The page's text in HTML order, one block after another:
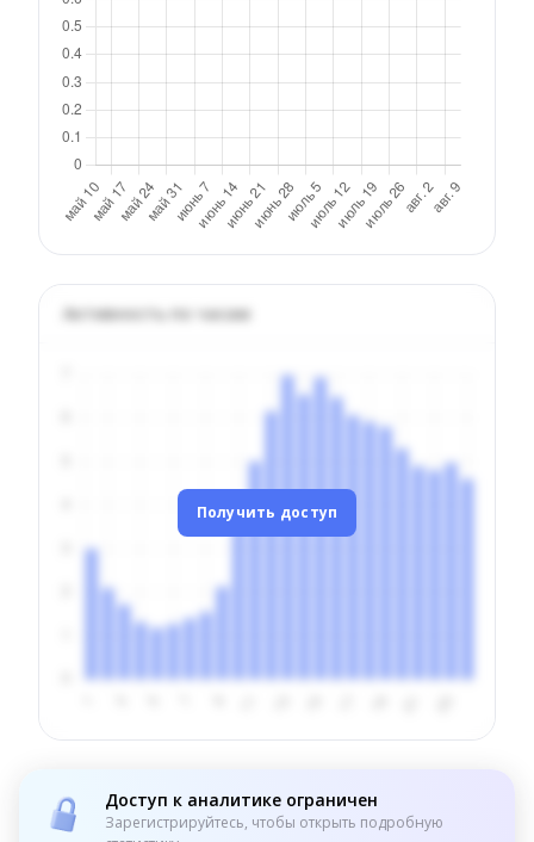
Активность по часам
Получить доступ
Доступ к аналитике ограничен
Зарегистрируйтесь, чтобы открыть подробную